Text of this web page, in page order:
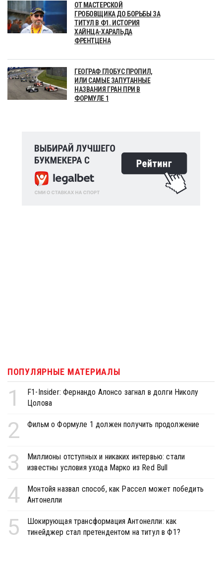
ОТ МАСТЕРСКОЙ
ГРОБОВЩИКА ДО БОРЬБЫ ЗА
ТИТУЛ В Ф1. ИСТОРИЯ
ХАЙНЦА-ХАРАЛЬДА
ФРЕНТЦЕНА
ГЕОГРАФ ГЛОБУС ПРОПИЛ,
ИЛИ САМЫЕ ЗАПУТАННЫЕ
НАЗВАНИЯ ГРАН ПРИ В
ФОРМУЛЕ 1
ПОПУЛЯРНЫЕ МАТЕРИАЛЫ
1
F1-Insider: Фернандо Алонсо загнал в долги Николу
Цолова
2 Фильм о Формуле 1 должен получить продолжение
3
Миллионы отступных и никаких интервью: стали
известны условия ухода Марко из Red Bull
4
Монтойя назвал способ, как Рассел может победить
Антонелли
5
Шокирующая трансформация Антонелли: как
тинейджер стал претендентом на титул в Ф1?